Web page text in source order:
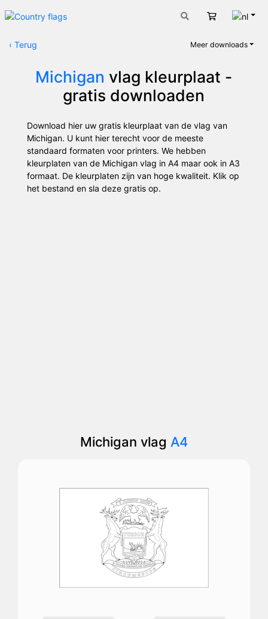
Winkelwagen
‹ Terug Meer downloads
Michigan vlag kleurplaat -
gratis downloaden
Download hier uw gratis kleurplaat van de vlag van
Michigan. U kunt hier terecht voor de meeste
standaard formaten voor printers. We hebben
kleurplaten van de Michigan vlag in A4 maar ook in A3
formaat. De kleurplaten zijn van hoge kwaliteit. Klik op
het bestand en sla deze gratis op.
Michigan vlag A4